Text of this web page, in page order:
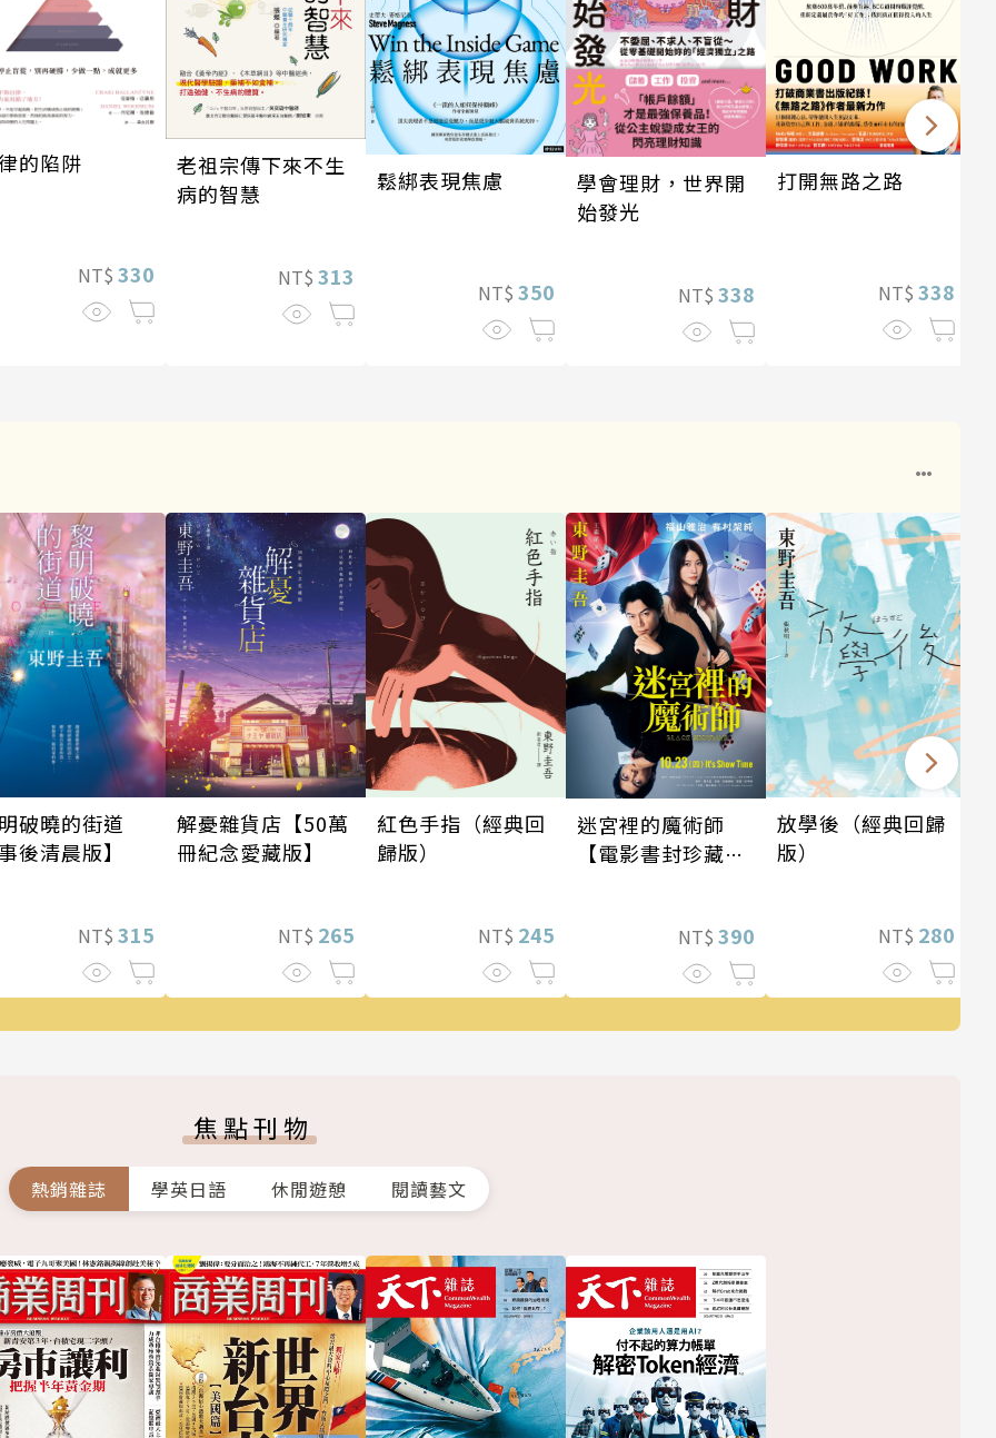
的陷阱
NT$ 330
老祖宗傳下來不生
病的智慧
NT$ 313
鬆綁表現焦慮
NT$ 350
學會理財，世界開
始發光
NT$ 338
打開無路之路
NT$ 338
破曉的街道
後清晨版】
NT$ 315
解憂雜貨店【50萬
冊紀念愛藏版】
NT$ 265
紅色手指（經典回
歸版）
NT$ 245
迷宮裡的魔術師
【電影書封珍藏
NT$ 390
放學後（經典回歸
版）
NT$ 280
焦點刊物
熱銷雜誌 學英日語 休閒遊憩 閱讀藝文